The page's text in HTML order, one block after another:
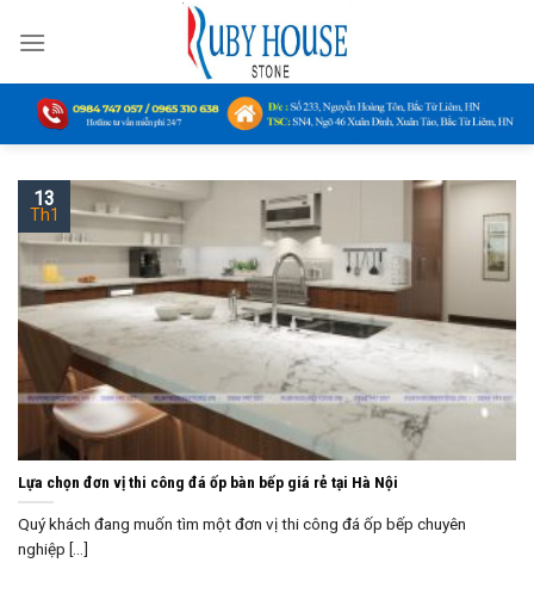
Lựa chọn đơn vị thi công đá ốp bàn bếp giá rẻ tại Hà Nội
Quý khách đang muốn tìm một đơn vị thi công đá ốp bếp chuyên
nghiệp [...]
13
Th1